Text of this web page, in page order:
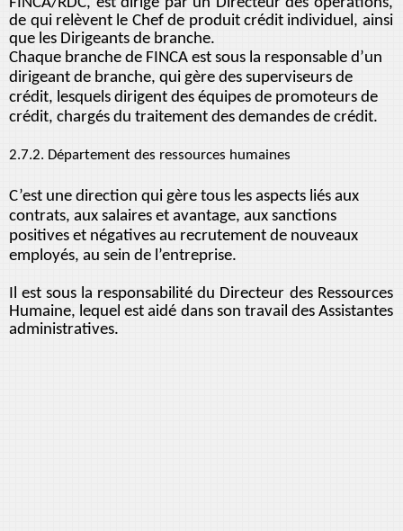
de qui relèvent le Chef de produit crédit individuel, ainsi
que les Dirigeants de branche.
Chaque branche de FINCA est sous la responsable d’un
dirigeant de branche, qui gère des superviseurs de
crédit, lesquels dirigent des équipes de promoteurs de
crédit, chargés du traitement des demandes de crédit.
2.7.2. Département des ressources humaines
C’est une direction qui gère tous les aspects liés aux
contrats, aux salaires et avantage, aux sanctions
positives et négatives au recrutement de nouveaux
employés, au sein de l’entreprise.
Il est sous la responsabilité du Directeur des Ressources
Humaine, lequel est aidé dans son travail des Assistantes
administratives.